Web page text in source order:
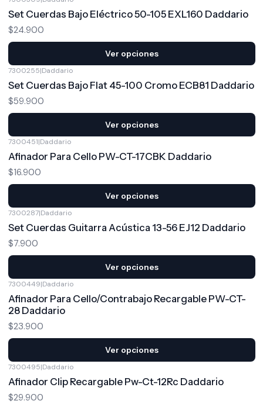
Set Cuerdas Bajo Eléctrico 50-105 EXL160 Daddario
$24.900
Ver opciones
7300255|Daddario
Set Cuerdas Bajo Flat 45-100 Cromo ECB81 Daddario
$59.900
Ver opciones
7300451|Daddario
Afinador Para Cello PW-CT-17CBK Daddario
$16.900
Ver opciones
7300287|Daddario
Set Cuerdas Guitarra Acústica 13-56 EJ12 Daddario
$7.900
Ver opciones
7300449|Daddario
Afinador Para Cello/Contrabajo Recargable PW-CT-
28 Daddario
$23.900
Ver opciones
7300495|Daddario
Afinador Clip Recargable Pw-Ct-12Rc Daddario
$29.900